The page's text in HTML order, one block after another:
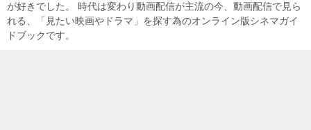
が好きでした。 時代は変わり動画配信が主流の今、動画配信で見ら
れる、「見たい映画やドラマ」を探す為のオンライン版シネマガイ
ドブックです。